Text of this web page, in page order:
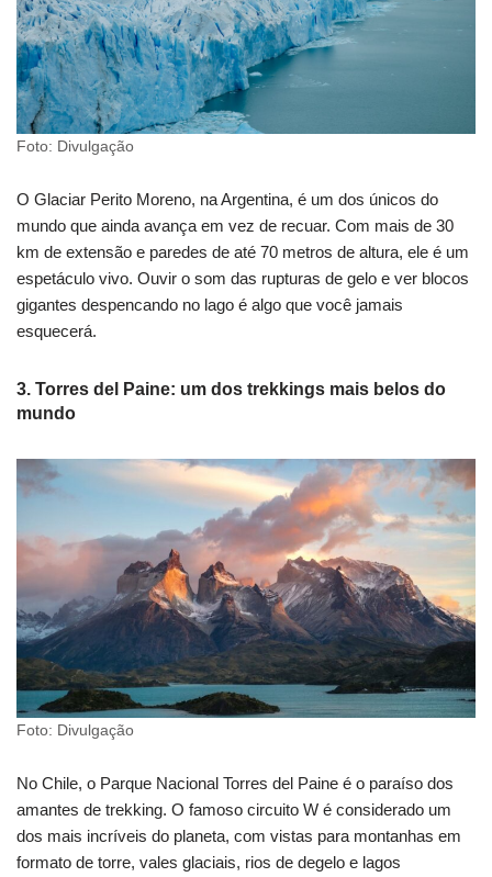
Foto: Divulgação
O Glaciar Perito Moreno, na Argentina, é um dos únicos do
mundo que ainda avança em vez de recuar. Com mais de 30
km de extensão e paredes de até 70 metros de altura, ele é um
espetáculo vivo. Ouvir o som das rupturas de gelo e ver blocos
gigantes despencando no lago é algo que você jamais
esquecerá.
3. Torres del Paine: um dos trekkings mais belos do
mundo
Foto: Divulgação
No Chile, o Parque Nacional Torres del Paine é o paraíso dos
amantes de trekking. O famoso circuito W é considerado um
dos mais incríveis do planeta, com vistas para montanhas em
formato de torre, vales glaciais, rios de degelo e lagos